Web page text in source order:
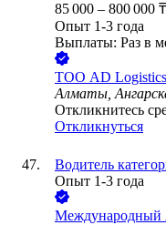
85 000 – 800 000 ₸
Опыт 1-3 года
Выплаты: Раз в
ТОО AD Logistics
Алматы,
Откликнитесь
Откликнуться
Водитель
Опыт 1-3 года
Международный